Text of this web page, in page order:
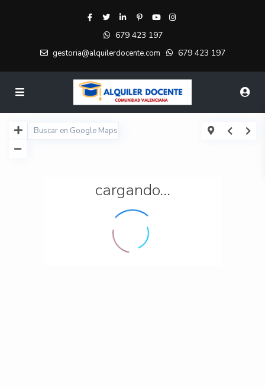
679 423 197
gestoria@alquilerdocente.com 679 423 197
cargando...